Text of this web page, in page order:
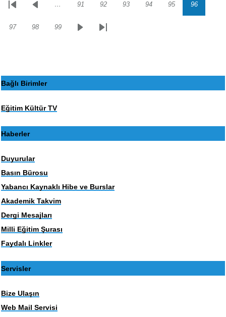
Sayfalama
İlk
Önceki… Sayfa
91 Sayfa
92 Sayfa
93 Sayfa
94 Sayfa
95 Sayfa
96
Sayfa
97 Sayfa
98 Sayfa
99
SonrakiSon
Bağlı Birimler
Eğitim Kültür TV
Haberler
Duyurular
Basın Bürosu
Yabancı Kaynaklı Hibe ve Burslar
Akademik Takvim
Dergi Mesajları
Milli Eğitim Şurası
Faydalı Linkler
Servisler
Bize Ulaşın
Web Mail Servisi